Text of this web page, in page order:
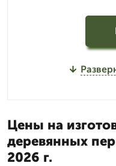
Цены на
деревянных
2026 г.